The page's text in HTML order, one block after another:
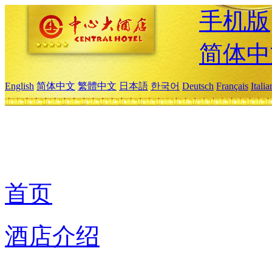
手机版
简体
English 简体中文 繁體中文 日本語 한국어 Deutsch Français
首页
酒店介绍